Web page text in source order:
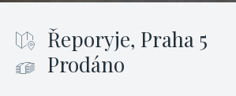
Řeporyje, Praha 5
Prodáno